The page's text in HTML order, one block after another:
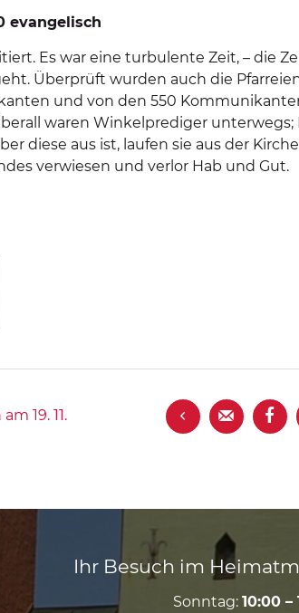
evangelisch
Es war eine turbulente Zeit, – die
Überprüft wurden auch die
und von den 550
waren Winkelprediger unterwegs;
diese aus ist, laufen sie aus der
verwiesen und verlor Hab und Gut.
19. 11.
  
Ihr Besuch im
Sonntag:10:00 –